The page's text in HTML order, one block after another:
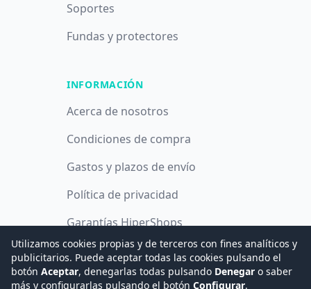
Soportes
Fundas y protectores
INFORMACIÓN
Acerca de nosotros
Condiciones de compra
Gastos y plazos de envío
Política de privacidad
Garantías HiperShops
Política de cookies
Utilizamos cookies propias y de terceros con fines analíticos y
publicitarios. Puede aceptar todas las cookies pulsando el
botón Aceptar, denegarlas todas pulsando Denegar o saber
más y configurarlas pulsando el botón Configurar.